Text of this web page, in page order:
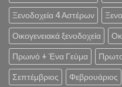
Ξενοδοχεία 4 Αστέρων
Οικογενειακά ξενοδοχεία
Πρωινό + Ένα Γεύμα
Σεπτέμβριος Φεβρουάριος